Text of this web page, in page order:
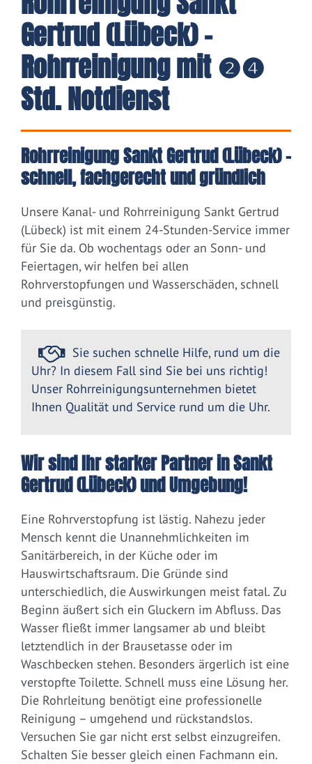
Gertrud (Lübeck) -
Rohrreinigung mit ❷❹
Std. Notdienst
Rohrreinigung Sankt Gertrud (Lübeck) –
schnell, fachgerecht und gründlich
Unsere Kanal- und Rohrreinigung Sankt Gertrud
(Lübeck) ist mit einem 24-Stunden-Service immer
für Sie da. Ob wochentags oder an Sonn- und
Feiertagen, wir helfen bei allen
Rohrverstopfungen und Wasserschäden, schnell
und preisgünstig.
Sie suchen schnelle Hilfe, rund um die
Uhr? In diesem Fall sind Sie bei uns richtig!
Unser Rohrreinigungsunternehmen bietet
Ihnen Qualität und Service rund um die Uhr.
Wir sind Ihr starker Partner in Sankt
Gertrud (Lübeck) und Umgebung!
Eine Rohrverstopfung ist lästig. Nahezu jeder
Mensch kennt die Unannehmlichkeiten im
Sanitärbereich, in der Küche oder im
Hauswirtschaftsraum. Die Gründe sind
unterschiedlich, die Auswirkungen meist fatal. Zu
Beginn äußert sich ein Gluckern im Abfluss. Das
Wasser fließt immer langsamer ab und bleibt
letztendlich in der Brausetasse oder im
Waschbecken stehen. Besonders ärgerlich ist eine
verstopfte Toilette. Schnell muss eine Lösung her.
Die Rohrleitung benötigt eine professionelle
Reinigung – umgehend und rückstandslos.
Versuchen Sie gar nicht erst selbst einzugreifen.
Schalten Sie besser gleich einen Fachmann ein.